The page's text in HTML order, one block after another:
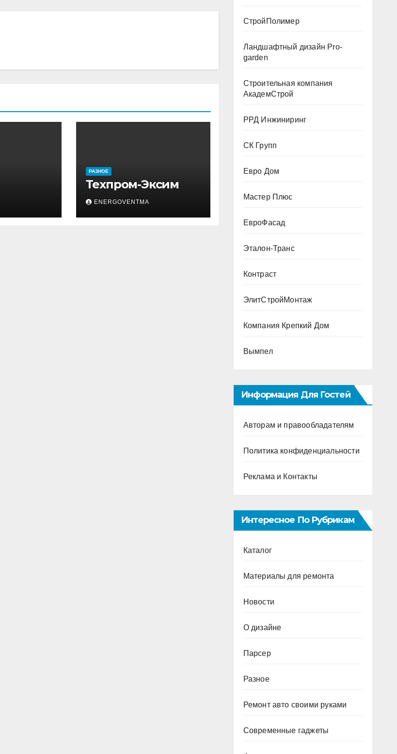
РАЗНОЕ
Техпром-Эксим
ENERGOVENTMA
СтройПолимер
Ландшафтный дизайн Pro-
garden
Строительная компания
АкадемСтрой
РРД Инжиниринг
СК Групп
Евро Дом
Мастер Плюс
ЕвроФасад
Эталон-Транс
Контраст
ЭлитСтройМонтаж
Компания Крепкий Дом
Вымпел
Информация Для Гостей
Авторам и правообладателям
Политика конфиденциальности
Реклама и Контакты
Интересное По Рубрикам
Каталог
Материалы для ремонта
Новости
О дизайне
Парсер
Разное
Ремонт авто своими руками
Современные гаджеты